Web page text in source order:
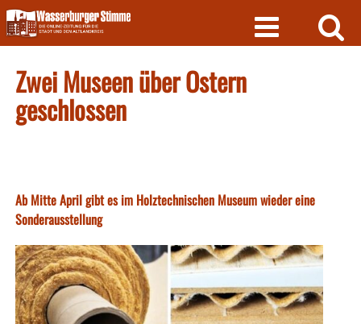
Skip
to
content
Zwei Museen über Ostern
geschlossen
Ab Mitte April gibt es im Holztechnischen Museum wieder eine
Sonderausstellung